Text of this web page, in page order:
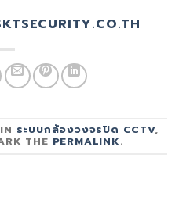
ระบบกล้องวงจรปิด CCTV,
THE PERMALINK.